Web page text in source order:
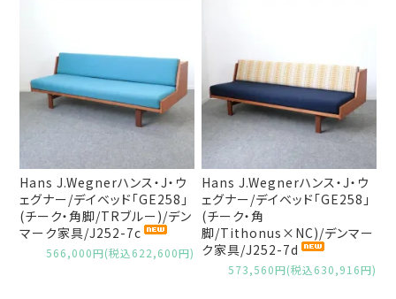
Hans J.Wegnerハンス・J・ウ
ェグナー/デイベッド「GE258」
(チーク・角脚/TRブルー)/デン
マーク家具/J252-7c
566,000円(税込622,600円)
Hans J.Wegnerハンス・J・ウ
ェグナー/デイベッド「GE258」
(チーク・角
脚/Tithonus×NC)/デンマー
ク家具/J252-7d
573,560円(税込630,916円)